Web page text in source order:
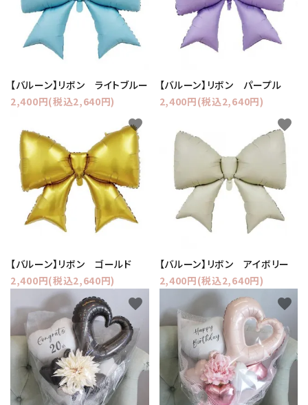
【バルーン】リボン ライトブルー
2,400円(税込2,640円)
【バルーン】リボン パープル
2,400円(税込2,640円)
【バルーン】リボン ゴールド
2,400円(税込2,640円)
favorite
【バルーン】リボン アイボリー
2,400円(税込2,640円)
favorite
favorite favorite